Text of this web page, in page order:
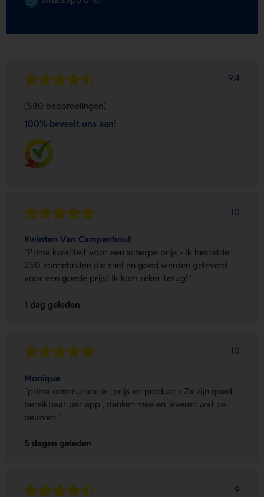
9.4
(580 beoordelingen)
100% beveelt ons aan!
10
Kwinten Van Campenhout
"Prima kwaliteit voor een scherpe prijs - Ik bestelde
250 zonnebrillen die snel en goed werden geleverd
voor een goede prijs! Ik kom zeker terug!"
1 dag geleden
10
Monique
"prima communicatie , prijs en product - Ze zijn goed
bereikbaar per app , denken mee en leveren wat ze
beloven."
5 dagen geleden
9